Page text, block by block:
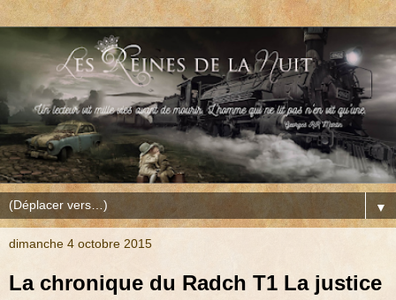
▼
dimanche 4 octobre 2015
La chronique du Radch T1 La justice